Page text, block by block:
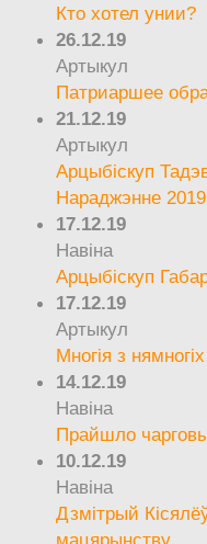
Кто хотел унии?
26.12.19
Артыкул
Патриаршее
21.12.19
Артыкул
Арцыбіскуп
Нараджэнне 2019
17.12.19
Навіна
Арцыбіскуп
17.12.19
Артыкул
Многія з нямногіх
14.12.19
Навіна
Прайшло
10.12.19
Навіна
Дзмітрый
мацярынству